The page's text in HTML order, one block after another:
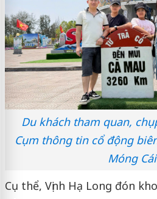
Du khách tham quan,
Cụm thông tin cổ động
Móng
Cụ thể, Vịnh Hạ Long đón